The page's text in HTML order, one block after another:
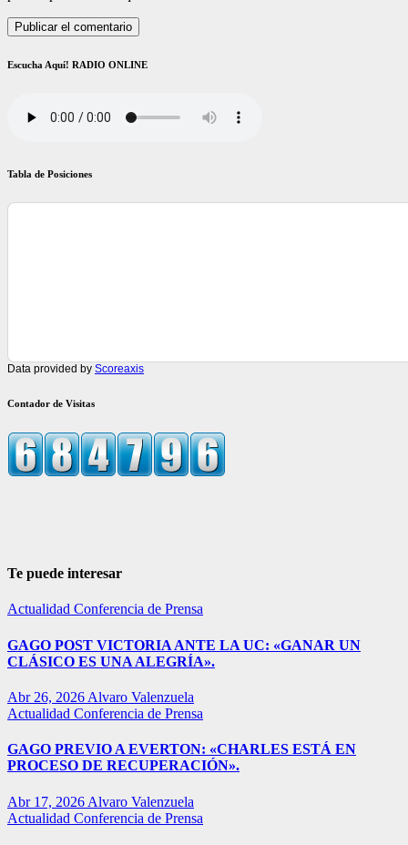
Escucha Aquí! RADIO ONLINE
Tabla de Posiciones
Data provided by Scoreaxis
Contador de Visitas
Te puede interesar
Actualidad Conferencia de Prensa
GAGO POST VICTORIA ANTE LA UC: «GANAR UN
CLÁSICO ES UNA ALEGRÍA».
Abr 26, 2026 Alvaro Valenzuela
Actualidad Conferencia de Prensa
GAGO PREVIO A EVERTON: «CHARLES ESTÁ EN
PROCESO DE RECUPERACIÓN».
Abr 17, 2026 Alvaro Valenzuela
Actualidad Conferencia de Prensa